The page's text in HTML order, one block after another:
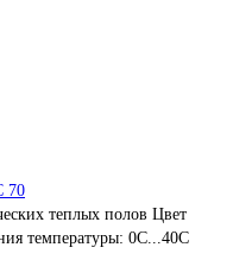
70
теплых полов Цвет
температуры: 0С...40С